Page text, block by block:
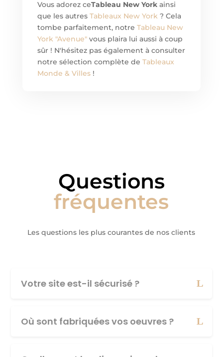
Vous adorez ceTableau New Yorkainsi
que les autres Tableaux New York? Cela
tombe parfaitement, notre Tableau New
York "Avenue"vous plaira lui aussi à coup
sûr ! N'hésitez pas également à consulter
notre sélection complète de Tableaux
Monde & Villes!
Questions
fréquentes
Les questions les plus courantes de nos clients
Votre site est-il sécurisé ?
Où sont fabriquées vos oeuvres ?